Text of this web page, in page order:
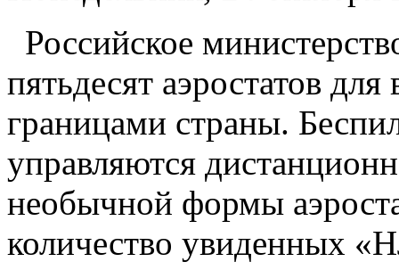
Российское
пятьдесят аэростатов
границами страны.
управляются
необычной формы
количество увиденных